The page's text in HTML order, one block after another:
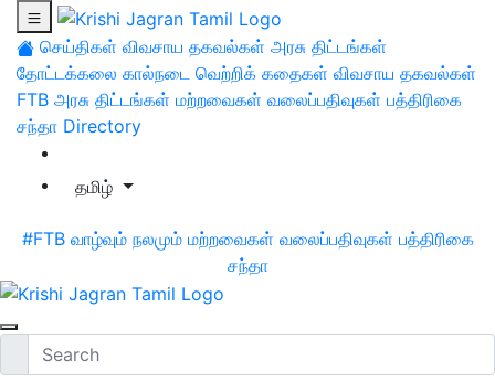
செய்திகள் விவசாய தகவல்கள் அரசு திட்டங்கள்
தோட்டக்கலை கால்நடை வெற்றிக் கதைகள் விவசாய தகவல்கள்
FTB அரசு திட்டங்கள் மற்றவைகள் வலைப்பதிவுகள் பத்திரிகை
சந்தா Directory
தமிழ்
#FTB வாழ்வும் நலமும் மற்றவைகள் வலைப்பதிவுகள் பத்திரிகை
சந்தா